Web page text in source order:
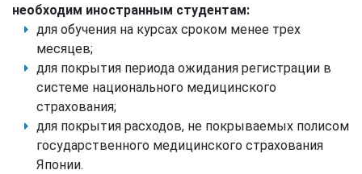
необходим иностранным студентам:
для обучения на курсах сроком менее трех
месяцев;
для покрытия периода ожидания регистрации в
системе национального медицинского
страхования;
для покрытия расходов, не покрываемых полисом
государственного медицинского страхования
Японии.